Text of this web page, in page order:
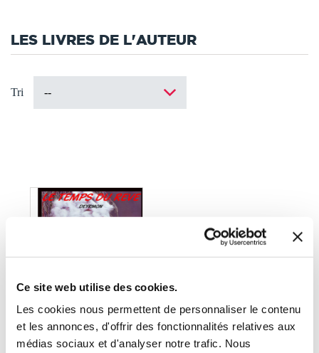
Ce site web utilise des cookies.
Les cookies nous permettent de personnaliser le contenu
et les annonces, d'offrir des fonctionnalités relatives aux
médias sociaux et d'analyser notre trafic. Nous
LES LIVRES DE L'AUTEUR
Tri